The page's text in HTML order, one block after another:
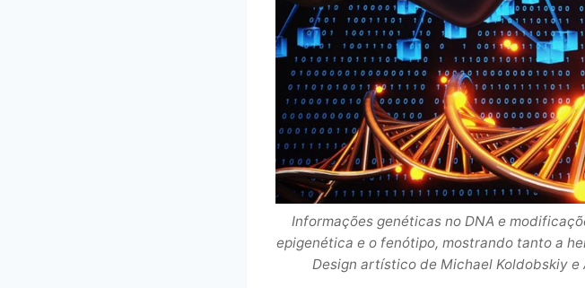
Informações genéticas no DNA e
epigenética e o fenótipo, mostrando tanto a
Design artístico de Michael Koldobskiy